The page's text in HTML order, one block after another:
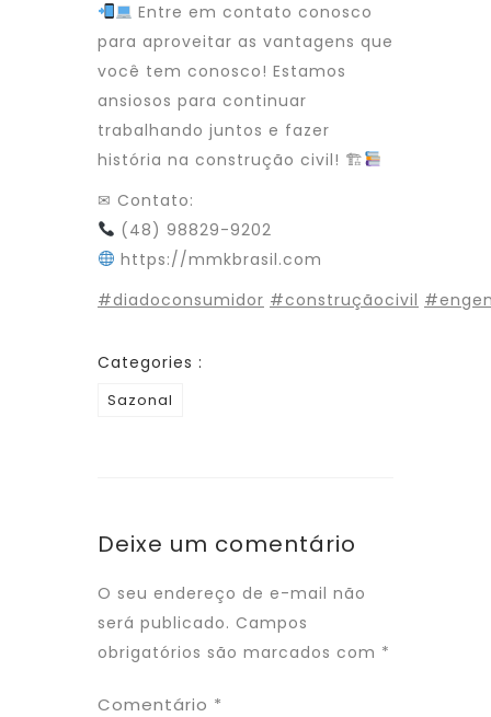
Entre em contato conosco
para aproveitar as vantagens que
você tem conosco! Estamos
ansiosos para continuar
trabalhando juntos e fazer
história na construção civil! 🏗
✉ Contato:
(48) 98829-9202
https://mmkbrasil.com
#diadoconsumidor #construçãocivil
Categories :
Sazonal
Deixe um comentário
O seu endereço de e-mail não
será publicado. Campos
obrigatórios são marcados com *
Comentário *